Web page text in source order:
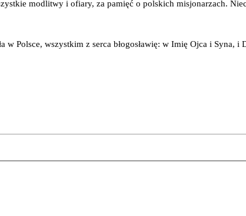
modlitwy i ofiary, za pamięć o polskich misjonarzach.
Polsce, wszystkim z serca błogosławię: w Imię Ojca i Syna, i